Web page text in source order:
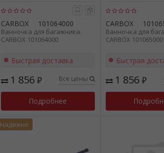
CARBOX 101064000
Ванночка для багажника.
CARBOX 101064000
Быстрая доставка
1 856₽ Все цены
Подробнее
CARBOX
Ванночка для
CARBOX 101065000
Быстрая
1 856₽
Надежно